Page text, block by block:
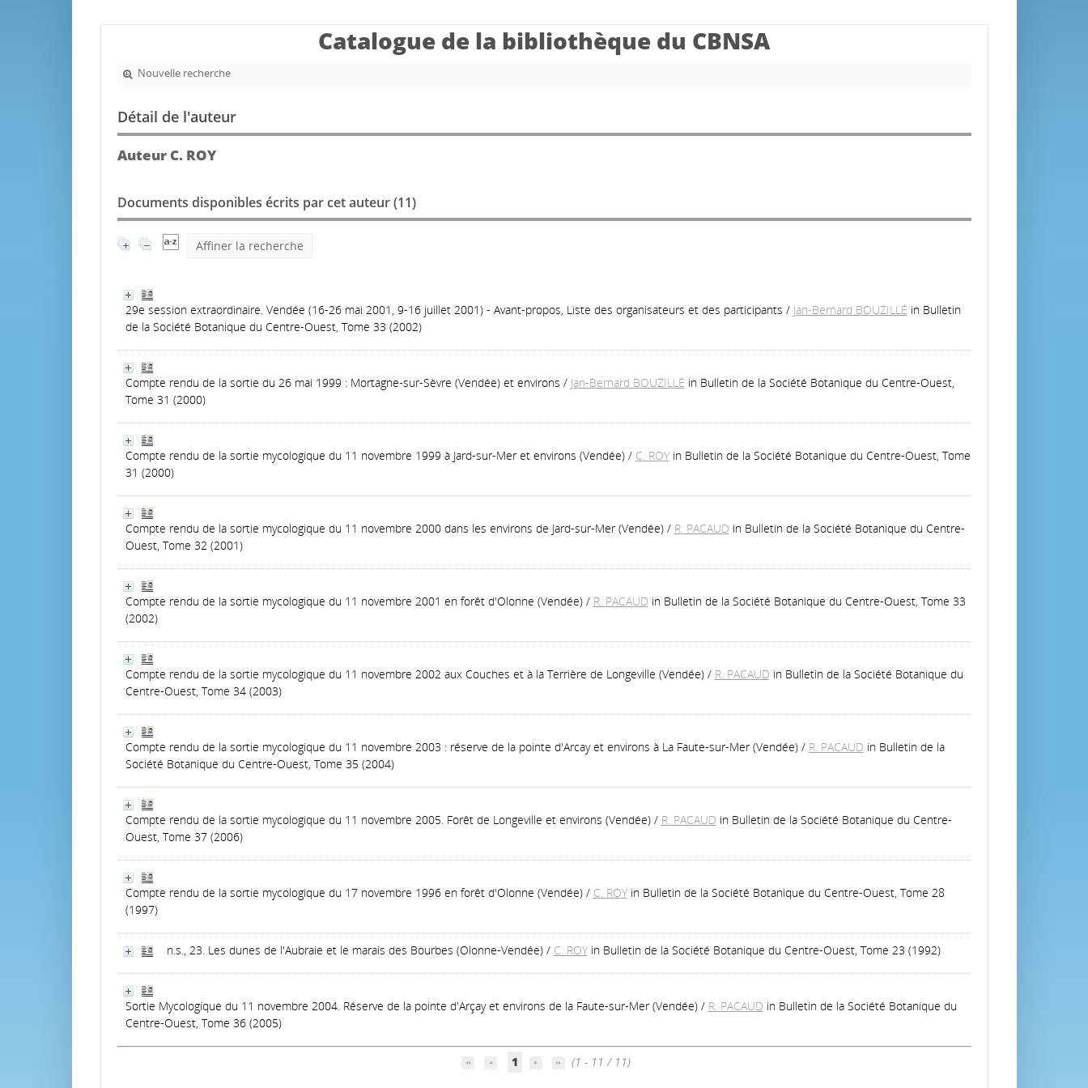
Catalogue de la bibliothèque du CBNSA
Nouvelle recherche
Détail de l'auteur
Auteur C. ROY
Documents disponibles écrits par cet auteur (11)
Affiner la recherche
29e session extraordinaire. Vendée (16-26 mai 2001, 9-16 juillet 2001) - Avant-propos, Liste des organisateurs et des participants / Jan-Bernard BOUZILLÉ in Bulletin
de la Société Botanique du Centre-Ouest, Tome 33 (2002)
Compte rendu de la sortie du 26 mai 1999 : Mortagne-sur-Sèvre (Vendée) et environs / Jan-Bernard BOUZILLÉ in Bulletin de la Société Botanique du Centre-Ouest,
Tome 31 (2000)
Compte rendu de la sortie mycologique du 11 novembre 1999 à Jard-sur-Mer et environs (Vendée)/ C. ROY in Bulletin de la Société Botanique du Centre-Ouest, Tome
31 (2000)
Compte rendu de la sortie mycologique du 11 novembre 2000 dans les environs de Jard-sur-Mer (Vendée)/ R. PACAUD in Bulletin de la Société Botanique du Centre-
Ouest, Tome 32 (2001)
Compte rendu de la sortie mycologique du 11 novembre 2001 en forêt d'Olonne (Vendée)/ R. PACAUD in Bulletin de la Société Botanique du Centre-Ouest, Tome 33
(2002)
Compte rendu de la sortie mycologique du 11 novembre 2002 aux Couches et à la Terrière de Longeville (Vendée)/ R. PACAUD in Bulletin de la Société Botanique du
Centre-Ouest, Tome 34 (2003)
Compte rendu de la sortie mycologique du 11 novembre 2003 : réserve de la pointe d'Arcay et environs à La Faute-sur-Mer (Vendée)/ R. PACAUD in Bulletin de la
Société Botanique du Centre-Ouest, Tome 35 (2004)
Compte rendu de la sortie mycologique du 11 novembre 2005. Forêt de Longeville et environs (Vendée)/ R. PACAUD in Bulletin de la Société Botanique du Centre-
Ouest, Tome 37 (2006)
Compte rendu de la sortie mycologique du 17 novembre 1996 en forêt d'Olonne (Vendée)/ C. ROY in Bulletin de la Société Botanique du Centre-Ouest, Tome 28
(1997)
n.s., 23. Les dunes de l'Aubraie et le marais des Bourbes (Olonne-Vendée)/ C. ROY in Bulletin de la Société Botanique du Centre-Ouest, Tome 23 (1992)
Sortie Mycologique du 11 novembre 2004. Réserve de la pointe d'Arçay et environs de la Faute-sur-Mer (Vendée)/ R. PACAUD in Bulletin de la Société Botanique du
Centre-Ouest, Tome 36 (2005)
1 (1 - 11 / 11)